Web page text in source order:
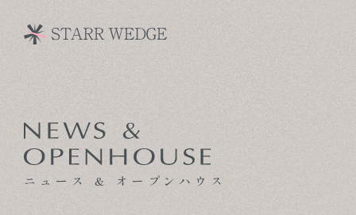
CONCEPT
TECHNOLOGY
ニュース & オープンハウス